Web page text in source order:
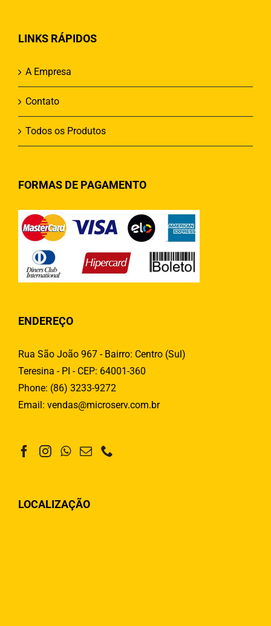
LINKS RÁPIDOS
A Empresa
Contato
Todos os Produtos
FORMAS DE PAGAMENTO
ENDEREÇO
Rua São João 967 - Bairro: Centro (Sul)
Teresina - PI - CEP: 64001-360
Phone: (86) 3233-9272
Email: vendas@microserv.com.br
LOCALIZAÇÃO